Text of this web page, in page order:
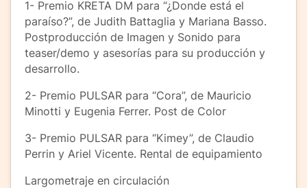
1- Premio KRETA DM para “¿Donde está el
paraíso?”, de Judith Battaglia y Mariana Basso.
Postproducción de Imagen y Sonido para
teaser/demo y asesorías para su producción y
desarrollo.
2- Premio PULSAR para “Cora”, de Mauricio
Minotti y Eugenia Ferrer. Post de Color
3- Premio PULSAR para “Kimey”, de Claudio
Perrin y Ariel Vicente. Rental de equipamiento
Largometraje en circulación